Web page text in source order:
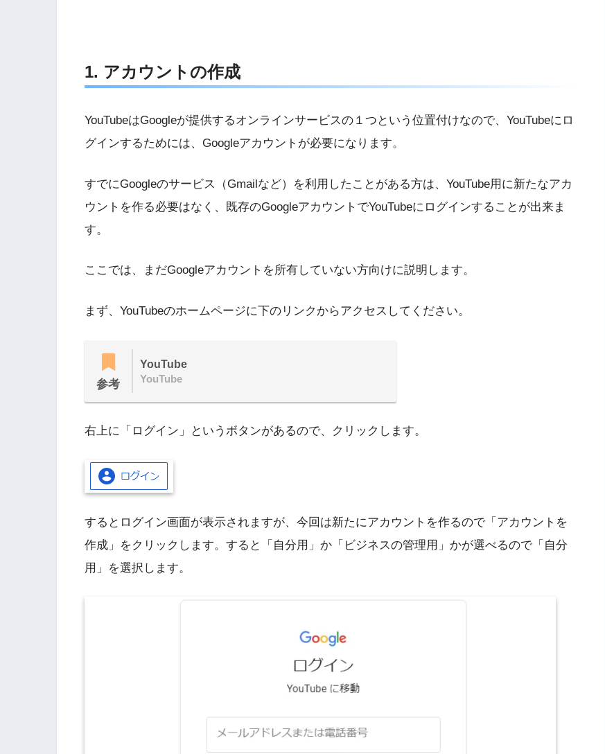
1. アカウントの作成
YouTubeはGoogleが提供するオンラインサービスの１つという位置付けなので、YouTubeにロ
グインするためには、Googleアカウントが必要になります。
すでにGoogleのサービス（Gmailなど）を利用したことがある方は、YouTube用に新たなアカ
ウントを作る必要はなく、既存のGoogleアカウントでYouTubeにログインすることが出来ま
す。
ここでは、まだGoogleアカウントを所有していない方向けに説明します。
まず、YouTubeのホームページに下のリンクからアクセスしてください。
参考
YouTube
YouTube
右上に「ログイン」というボタンがあるので、クリックします。
するとログイン画面が表示されますが、今回は新たにアカウントを作るので「アカウントを
作成」をクリックします。すると「自分用」か「ビジネスの管理用」かが選べるので「自分
用」を選択します。